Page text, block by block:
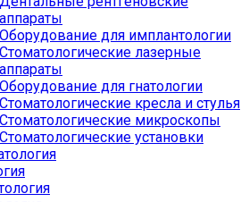
аппараты
Оборудование для имплантологии
Стоматологические лазерные
аппараты
Оборудование для гнатологии
Стоматологические кресла и стулья
Стоматологические микроскопы
Стоматологические установки